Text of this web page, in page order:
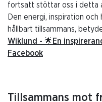
fortsatt stöttar oss i detta
Den energi, inspiration
hållbart tillsammans,
Wiklund - 🌟En
Facebook
Tillsammans mot